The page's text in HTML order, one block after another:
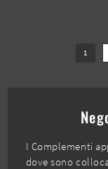
1
I Complementi
dove sono